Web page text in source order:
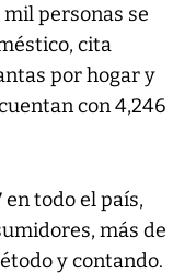
personas se
cita
por hogar y
con 4,246
en todo el país,
más de
y contando.